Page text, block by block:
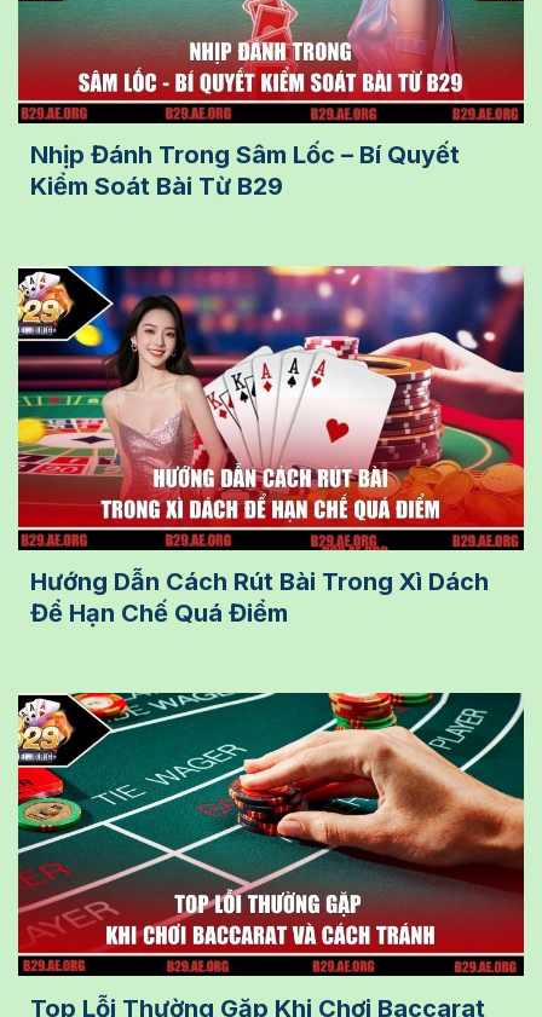
Nhịp Đánh Trong Sâm Lốc – Bí Quyết
Kiểm Soát Bài Từ B29
Hướng Dẫn Cách Rút Bài Trong Xì Dách
Để Hạn Chế Quá Điểm
Top Lỗi Thường Gặp Khi Chơi Baccarat